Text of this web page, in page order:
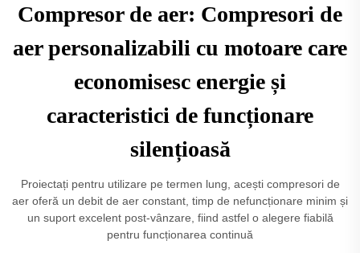
Compresor de aer: Compresori de
aer personalizabili cu motoare care
economisesc energie și
caracteristici de funcționare
silențioasă
Proiectați pentru utilizare pe termen lung, acești compresori de
aer oferă un debit de aer constant, timp de nefuncționare minim și
un suport excelent post-vânzare, fiind astfel o alegere fiabilă
pentru funcționarea continuă